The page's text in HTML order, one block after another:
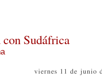
Sudáfrica
viernes 11 de junio